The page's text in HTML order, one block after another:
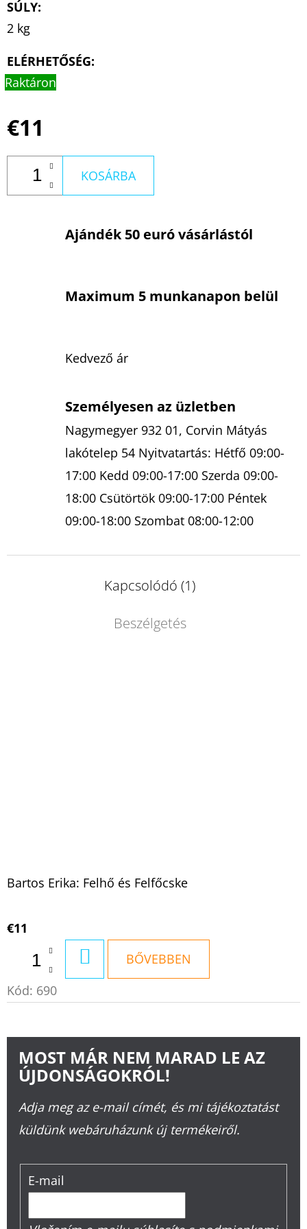
SÚLY:
2 kg
ELÉRHETŐSÉG:
Raktáron
€11
KOSÁRBA
Ajándék 50 euró vásárlástól
Maximum 5 munkanapon belül
Kedvező ár
Személyesen az üzletben
Nagymegyer 932 01, Corvin Mátyás
lakótelep 54 Nyitvatartás: Hétfő 09:00-
17:00 Kedd 09:00-17:00 Szerda 09:00-
18:00 Csütörtök 09:00-17:00 Péntek
09:00-18:00 Szombat 08:00-12:00
Kapcsolódó (1)
Beszélgetés
Bartos Erika: Felhő és Felfőcske
€11
KOSÁRBABŐVEBBEN
Kód: 690
MOST MÁR NEM MARAD LE AZ
ÚJDONSÁGOKRÓL!
Adja meg az e-mail címét, és mi tájékoztatást
küldünk webáruházunk új termékeiről.
E-mail